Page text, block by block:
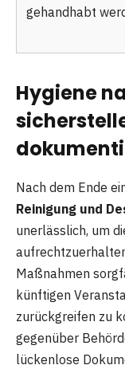
gehandhabt
Hygiene
Nach dem Ende
Reinigung und
unerlässlich, um
Maßnahmen
künftigen
zurückgreifen zu
gegenüber
lückenlose